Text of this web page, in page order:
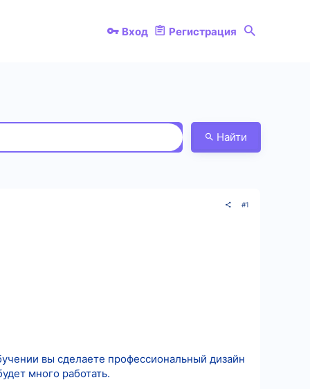
Вход Регистрация
Найти
#1
вы сделаете профессиональный дизайн
много работать.